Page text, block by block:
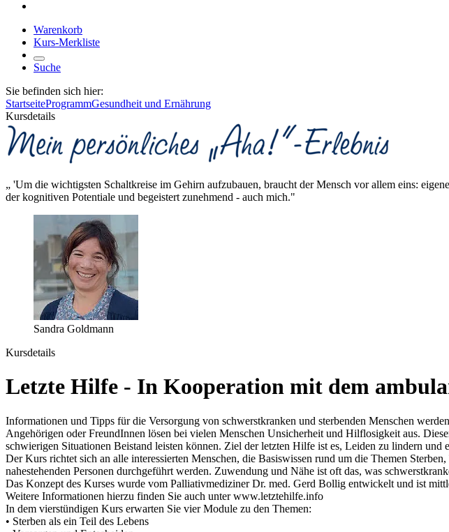
Warenkorb
Kurs-Merkliste
Suche
Sie befinden sich hier:
StartseiteProgrammGesundheit und Ernährung
Kursdetails
„ 'Um die wichtigsten Schaltkreise im Gehirn aufzubauen, braucht der Mensch vor allem eins:
der kognitiven Potentiale und begeistert zunehmend - auch mich."
Sandra Goldmann
Kursdetails
Letzte Hilfe - In Kooperation mit dem
Informationen und Tipps für die Versorgung von schwerstkranken und sterbenden Menschen
Angehörigen oder FreundInnen lösen bei vielen Menschen Unsicherheit und Hilflosigkeit aus.
schwierigen Situationen Beistand leisten können. Ziel der letzten Hilfe ist es, Leiden zu lindern und
Der Kurs richtet sich an alle interessierten Menschen, die Basiswissen rund um die Themen
nahestehenden Personen durchgeführt werden. Zuwendung und Nähe ist oft das, was
Das Konzept des Kurses wurde vom Palliativmediziner Dr. med. Gerd Bollig entwickelt und ist
Weitere Informationen hierzu finden Sie auch unter www.letztehilfe.info
In dem vierstündigen Kurs erwarten Sie vier Module zu den Themen:
• Sterben als ein Teil des Lebens